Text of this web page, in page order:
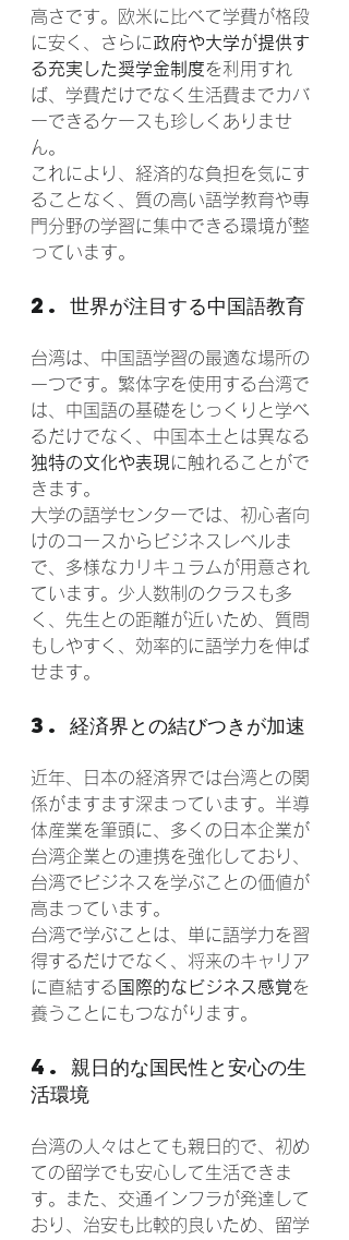
高さです。欧米に比べて学費が格段
に安く、さらに政府や大学が提供す
る充実した奨学金制度を利用すれ
ば、学費だけでなく生活費までカバ
ーできるケースも珍しくありませ
ん。
これにより、経済的な負担を気にす
ることなく、質の高い語学教育や専
門分野の学習に集中できる環境が整
っています。
2. 世界が注目する中国語教育
台湾は、中国語学習の最適な場所の
一つです。繁体字を使用する台湾で
は、中国語の基礎をじっくりと学べ
るだけでなく、中国本土とは異なる
独特の文化や表現に触れることがで
きます。
大学の語学センターでは、初心者向
けのコースからビジネスレベルま
で、多様なカリキュラムが用意され
ています。少人数制のクラスも多
く、先生との距離が近いため、質問
もしやすく、効率的に語学力を伸ば
せます。
3. 経済界との結びつきが加速
近年、日本の経済界では台湾との関
係がますます深まっています。半導
体産業を筆頭に、多くの日本企業が
台湾企業との連携を強化しており、
台湾でビジネスを学ぶことの価値が
高まっています。
台湾で学ぶことは、単に語学力を習
得するだけでなく、将来のキャリア
に直結する 国際的なビジネス感覚を
養うことにもつながります。
4. 親日的な国民性と安心の生
活環境
台湾の人々はとても親日的で、初め
ての留学でも安心して生活できま
す。また、交通インフラが発達して
おり、治安も比較的良いため、留学